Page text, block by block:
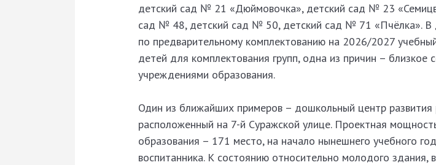
детский сад № 21 «Дюймовочка», детский сад № 23
сад № 48, детский сад № 50, детский сад № 71 «Пчёлка». В
по предварительному комплектованию на 2026/2027
детей для комплектования групп, одна из причин – близкое
учреждениями образования.
Один из ближайших примеров – дошкольный центр
расположенный на 7-й Суражской улице. Проектная
образования – 171 место, на начало нынешнего учебного
воспитанника. К состоянию относительно молодого здания,